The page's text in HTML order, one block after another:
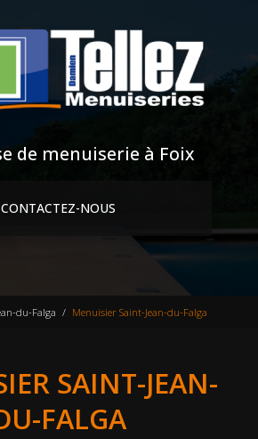
de menuiserie à Foix
CONTACTEZ-NOUS
du-Falga Menuisier Saint-Jean-du-Falga
SAINT-JEAN-
FALGA